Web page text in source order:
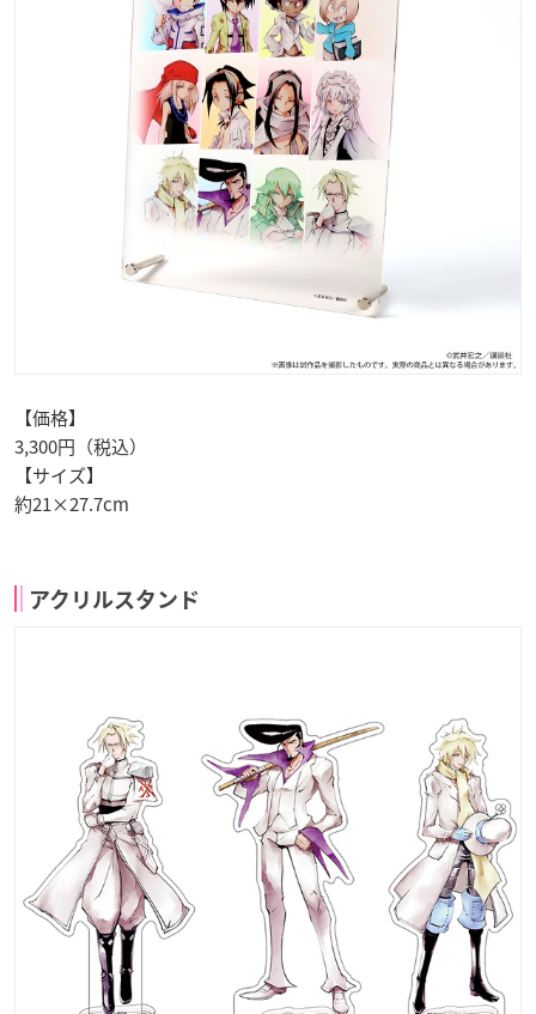
【価格】
3,300円（税込）
【サイズ】
約21×27.7cm
アクリルスタンド